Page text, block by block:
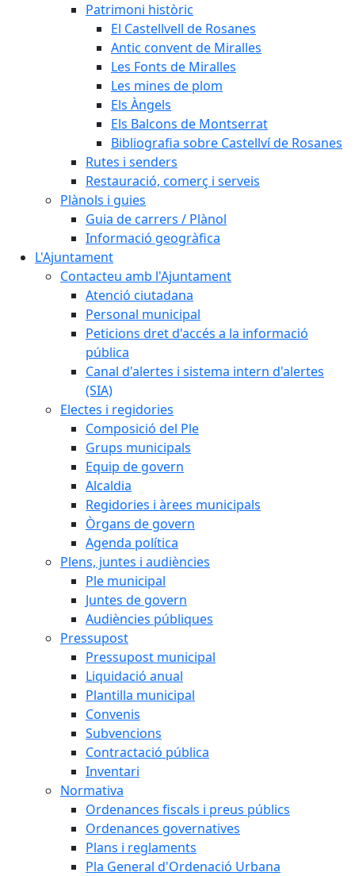
Patrimoni històric
El Castellvell de Rosanes
Antic convent de Miralles
Les Fonts de Miralles
Les mines de plom
Els Àngels
Els Balcons de Montserrat
Bibliografia sobre Castellví de Rosanes
Rutes i senders
Restauració, comerç i serveis
Plànols i guies
Guia de carrers / Plànol
Informació geogràfica
L'Ajuntament
Contacteu amb l'Ajuntament
Atenció ciutadana
Personal municipal
Peticions dret d'accés a la informació
pública
Canal d'alertes i sistema intern d'alertes
(SIA)
Electes i regidories
Composició del Ple
Grups municipals
Equip de govern
Alcaldia
Regidories i àrees municipals
Òrgans de govern
Agenda política
Plens, juntes i audiències
Ple municipal
Juntes de govern
Audiències públiques
Pressupost
Pressupost municipal
Liquidació anual
Plantilla municipal
Convenis
Subvencions
Contractació pública
Inventari
Normativa
Ordenances fiscals i preus públics
Ordenances governatives
Plans i reglaments
Pla General d'Ordenació Urbana